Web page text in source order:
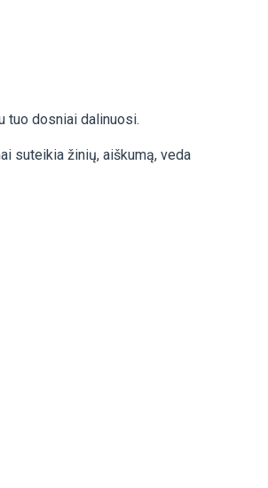
tuo dosniai dalinuosi.
suteikia žinių, aiškumą, veda